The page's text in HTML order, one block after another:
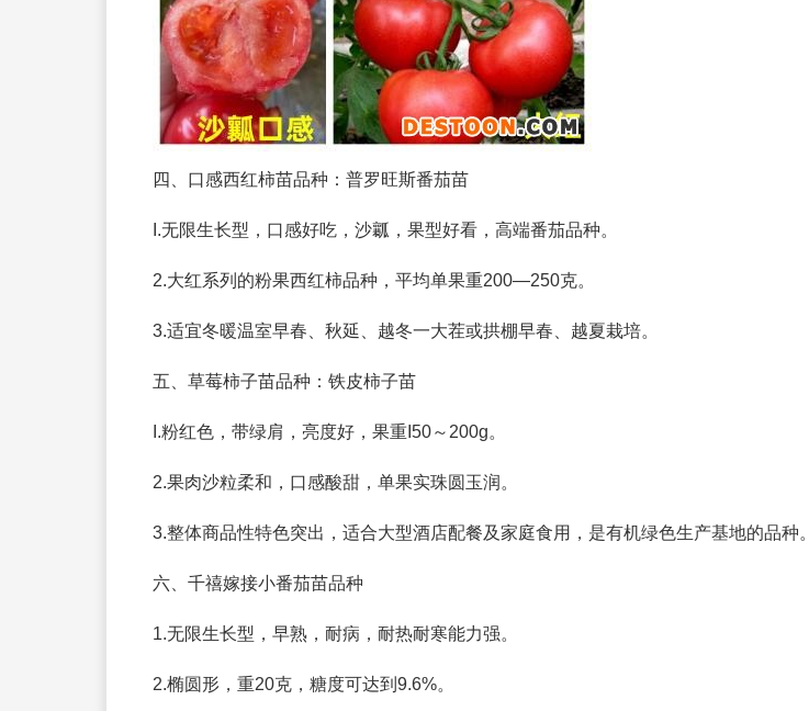
四、口感西红柿苗品种：普罗旺斯番茄苗
I.无限生长型，口感好吃，沙瓤，果型好看，高端番茄品种。
2.大红系列的粉果西红柿品种，平均单果重200—250克。
3.适宜冬暖温室早春、秋延、越冬一大茬或拱棚早春、越夏栽培。
五、草莓柿子苗品种：铁皮柿子苗
I.粉红色，带绿肩，亮度好，果重I50～200g。
2.果肉沙粒柔和，口感酸甜，单果实珠圆玉润。
3.整体商品性特色突出，适合大型酒店配餐及家庭食用，是有机绿色生产基地的品种。
六、千禧嫁接小番茄苗品种
1.无限生长型，早熟，耐病，耐热耐寒能力强。
2.椭圆形，重20克，糖度可达到9.6%。